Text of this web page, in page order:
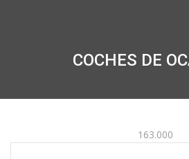
COCHES DE
163.000